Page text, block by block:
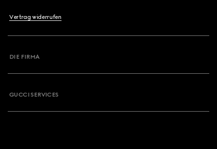
Vertrag widerrufen
DIE FIRMA
GUCCI SERVICES